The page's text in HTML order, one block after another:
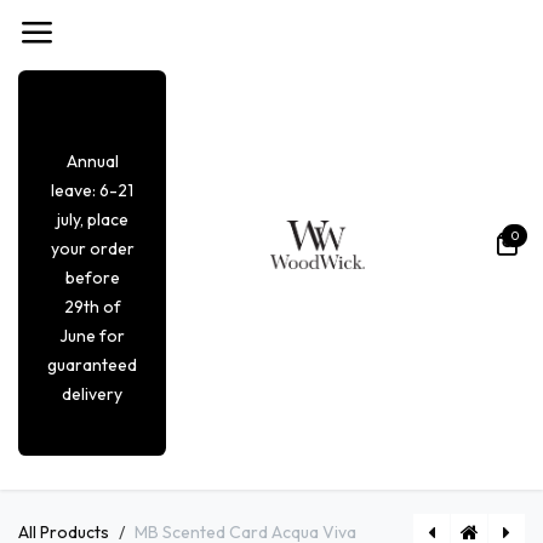
Annual
leave: 6-21
july, place
your order
before
29th of
June for
guaranteed
delivery
0
All Products MB Scented Card Acqua Viva